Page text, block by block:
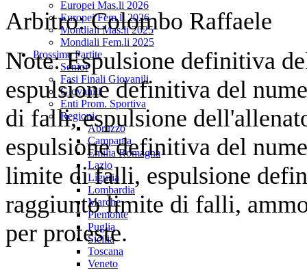
Europei Mas.li 2026
Europei Fem.li 2026
Mondiali Mas.li 2025
Mondiali Fem.li 2025
Prossime Partite
Senior
Fasi Finali Giovanili
Giovanili
Enti Prom. Sportiva
Regioni
Abruzzo
Campania
Emilia Romagna
Lazio
Liguria
Lombardia
Marche
Piemonte
Puglia
Sicilia
Toscana
Veneto
Arbitro:
Note: Espulsione definitiva
espulsione definitiva del
di falli, espulsione
espulsione definitiva del
limite di falli, espulsione
raggiunto limite di falli,
per proteste.